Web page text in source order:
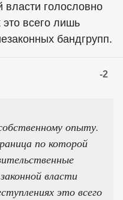
власти голословно
всего лишь
бандгрупп.
-2
опыту.
по которой
власти
это всего